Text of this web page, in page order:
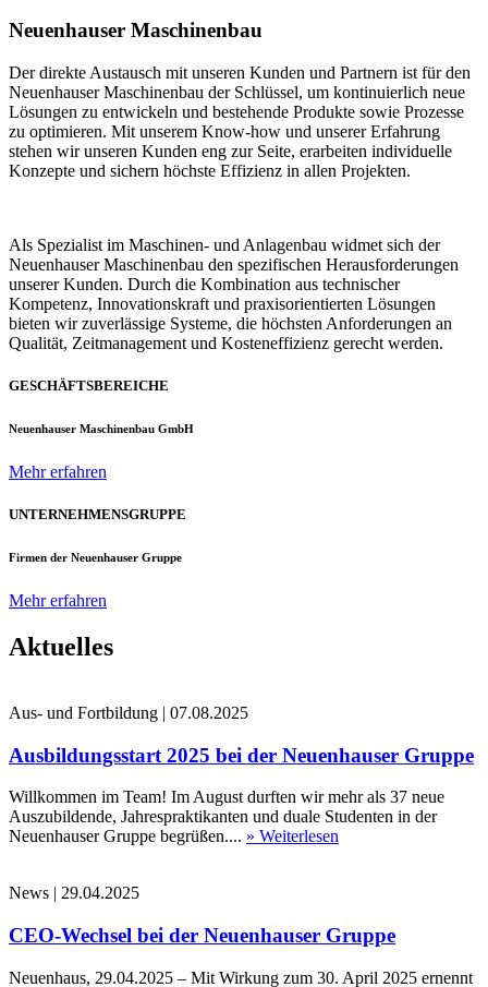
Neuenhauser Maschinenbau
Der direkte Austausch mit unseren Kunden und Partnern ist für den
Neuenhauser Maschinenbau der Schlüssel, um kontinuierlich neue
Lösungen zu entwickeln und bestehende Produkte sowie Prozesse
zu optimieren. Mit unserem Know-how und unserer Erfahrung
stehen wir unseren Kunden eng zur Seite, erarbeiten individuelle
Konzepte und sichern höchste Effizienz in allen Projekten.
Als Spezialist im Maschinen- und Anlagenbau widmet sich der
Neuenhauser Maschinenbau den spezifischen Herausforderungen
unserer Kunden. Durch die Kombination aus technischer
Kompetenz, Innovationskraft und praxisorientierten Lösungen
bieten wir zuverlässige Systeme, die höchsten Anforderungen an
Qualität, Zeitmanagement und Kosteneffizienz gerecht werden.
GESCHÄFTSBEREICHE
Neuenhauser Maschinenbau GmbH
Mehr erfahren
UNTERNEHMENSGRUPPE
Firmen der Neuenhauser Gruppe
Mehr erfahren
Aktuelles
Aus- und Fortbildung | 07.08.2025
Ausbildungsstart 2025 bei der Neuenhauser Gruppe
Willkommen im Team! Im August durften wir mehr als 37 neue
Auszubildende, Jahrespraktikanten und duale Studenten in der
Neuenhauser Gruppe begrüßen.... » Weiterlesen
News | 29.04.2025
CEO-Wechsel bei der Neuenhauser Gruppe
Neuenhaus, 29.04.2025 – Mit Wirkung zum 30. April 2025 ernennt